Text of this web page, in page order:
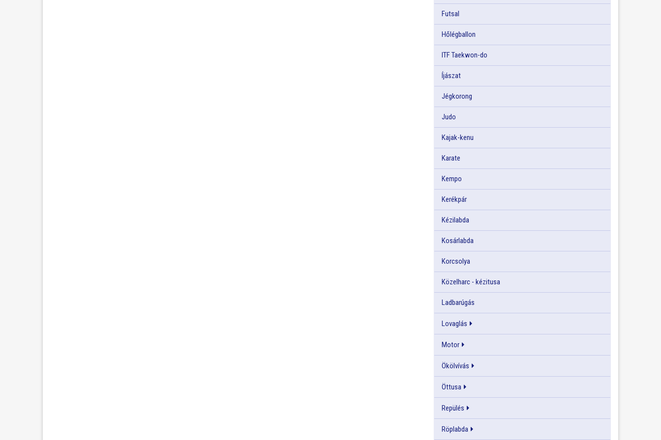
Futsal
Hőlégballon
ITF Taekwon-do
Íjászat
Jégkorong
Judo
Kajak-kenu
Karate
Kempo
Kerékpár
Kézilabda
Kosárlabda
Korcsolya
Közelharc - kézitusa
Ladbarúgás
Lovaglás
Motor
Ökölvívás
Öttusa
Repülés
Röplabda